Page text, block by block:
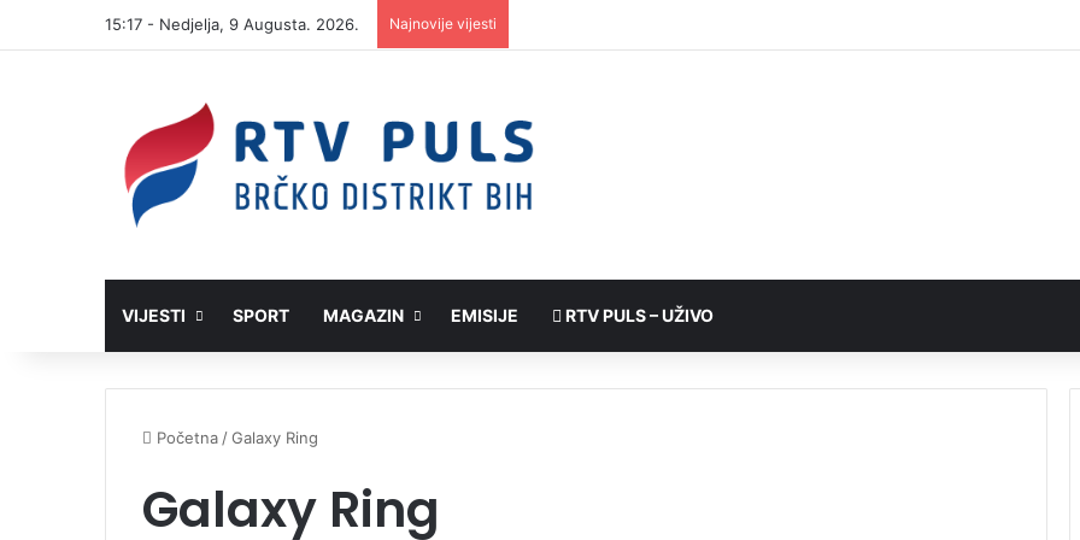
15:17 - Nedjelja, 9 Augusta. 2026. Najnovije vijesti
VIJESTI SPORT MAGAZIN EMISIJE RTV PULS – UŽIVO
Početna /Galaxy Ring
Galaxy Ring